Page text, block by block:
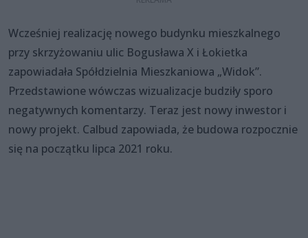
Wcześniej realizację nowego budynku mieszkalnego
przy skrzyżowaniu ulic Bogusława X i Łokietka
zapowiadała Spółdzielnia Mieszkaniowa „Widok”.
Przedstawione wówczas wizualizacje budziły sporo
negatywnych komentarzy. Teraz jest nowy inwestor i
nowy projekt. Calbud zapowiada, że budowa rozpocznie
się na początku lipca 2021 roku.